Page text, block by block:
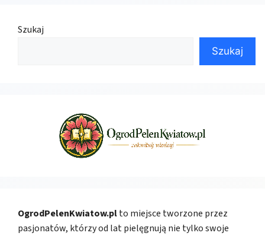
Szukaj
Szukaj
OgrodPelenKwiatow.plto miejsce tworzone przez
pasjonatów, którzy od lat pielęgnują nie tylko swoje